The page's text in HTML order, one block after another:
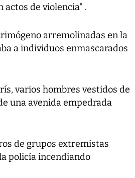
de violencia" .
arremolinadas en la
a individuos enmascarados
varios hombres vestidos de
una avenida empedrada
de grupos extremistas
policía incendiando